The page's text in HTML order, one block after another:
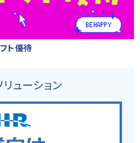
ト優待
ューション